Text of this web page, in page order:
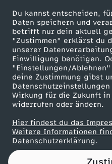
Du kannst entscheiden,
Daten speichern und
betrifft nur dein aktuell
"Zustimmen" erklärst du
unserer
Einwilligung benötigen.
"Einstellungen/
deine Zustimmung gibst
Wirkung für die Zukunft
widerrufen oder ändern.
Hier findest du das
Weitere Informationen
Datenschutzerklärung.
ZDF goes Schule
Werbefernsehen
Mainzelmännchen
Partner